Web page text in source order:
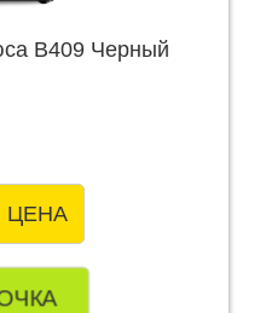
B409 Черный
ЦЕНА